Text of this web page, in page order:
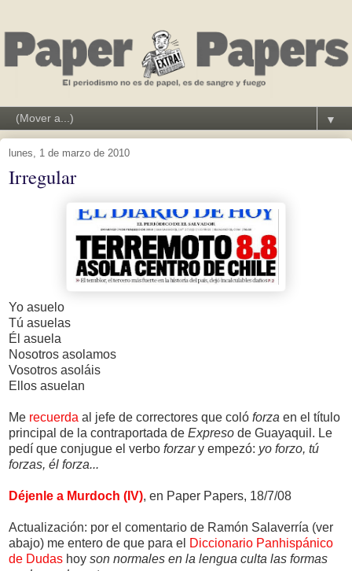
▼
lunes, 1 de marzo de 2010
Irregular
Yo asuelo
Tú asuelas
Él asuela
Nosotros asolamos
Vosotros asoláis
Ellos asuelan
Me recuerda al jefe de correctores que coló forza en el título
principal de la contraportada de Expreso de Guayaquil. Le
pedí que conjugue el verbo forzary empezó: yo forzo, tú
forzas, él forza...
Déjenle a Murdoch (IV), en Paper Papers, 18/7/08
Actualización: por el comentario de Ramón Salaverría (ver
abajo) me entero de que para el Diccionario Panhispánico
de Dudas hoy son normales en la lengua culta las formas